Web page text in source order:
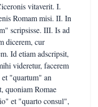
vitaverit. I.
Romam misi. II. In
scripsisse. III. Is ad
dicerem, cur
Id etiam adscripsit,
videretur, facerem
"quartum" an
quoniam Romae
et "quarto consul",